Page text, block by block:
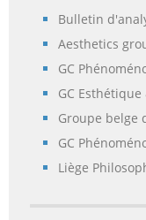
Bulletin
Aesthetics
GC
GC
Groupe belge
GC
Liège